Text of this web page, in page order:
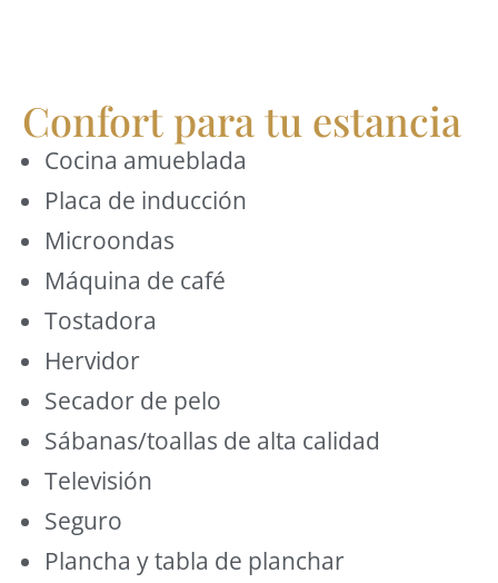
Confort para tu estancia
Cocina amueblada
Placa de inducción
Microondas
Máquina de café
Tostadora
Hervidor
Secador de pelo
Sábanas/toallas de alta calidad
Televisión
Seguro
Plancha y tabla de planchar